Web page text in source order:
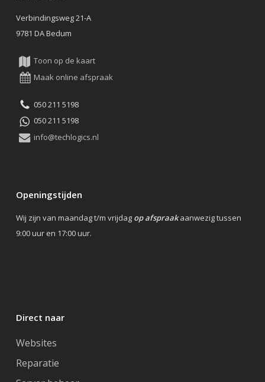
Verbindingsweg 21-A
9781 DA Bedum
Toon op de kaart
Maak online afspraak
050 211 5198
050 211 5198
info@techlogics.nl
Openingstijden
Wij zijn van maandag t/m vrijdag op afspraakaanwezig tussen
9:00 uur en 17:00 uur.
Direct naar
Websites
Reparatie